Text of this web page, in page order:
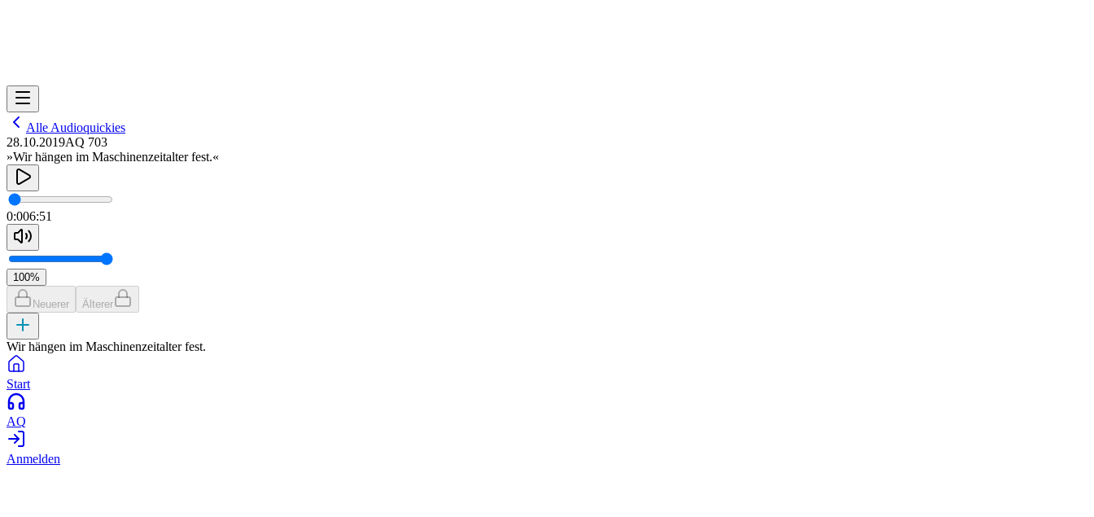
Alle Audioquickies
28.10.2019AQ 703
»Wir hängen im Maschinenzeitalter fest.«
0:006:51
100%
Neuerer Älterer
Wir hängen im Maschinenzeitalter fest.
Start
AQ
Anmelden